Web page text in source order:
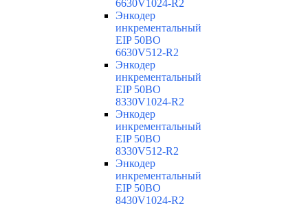
6630V1024-R2
Энкодер
инкрементальный
EIP 50BO
6630V512-R2
Энкодер
инкрементальный
EIP 50BO
8330V1024-R2
Энкодер
инкрементальный
EIP 50BO
8330V512-R2
Энкодер
инкрементальный
EIP 50BO
8430V1024-R2